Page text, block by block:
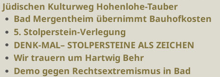
Jüdischen Kulturweg Hohenlohe-Tauber
Bad Mergentheim übernimmt Bauhofkosten
5. Stolperstein-Verlegung
DENK-MAL– STOLPERSTEINE ALS ZEICHEN
Wir trauern um Hartwig Behr
Demo gegen Rechtsextremismus in Bad